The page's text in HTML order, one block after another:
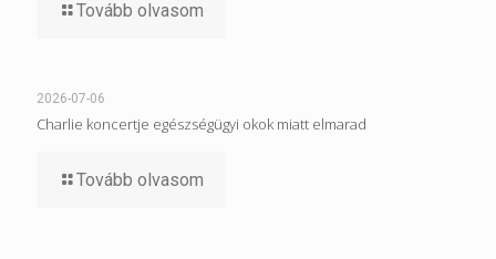
Tovább olvasom
2026-07-06
Charlie koncertje egészségügyi okok miatt elmarad
Tovább olvasom